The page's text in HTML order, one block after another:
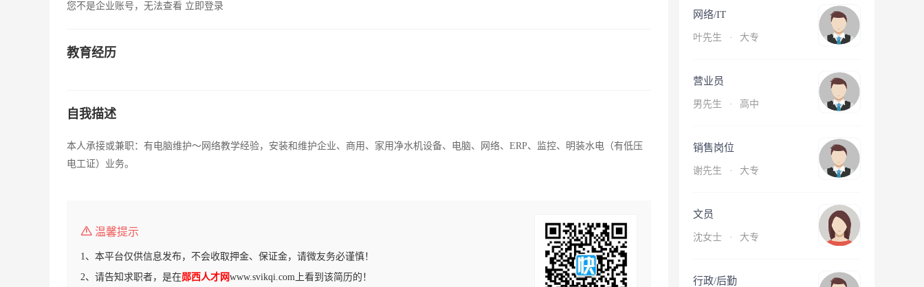
您不是企业账号，无法查看 立即登录
教育经历
自我描述
本人承接或兼职：有电脑维护～网络教学经验，安装和维护企业、商用、家用净水机设备、电脑、网络、ERP、监控、明装水电（有低压
电工证）业务。
温馨提示
1、本平台仅供信息发布，不会收取押金、保证金，请微友务必谨慎！
2、请告知求职者，是在郧西人才网www.svikqi.com上看到该简历的！
网络/IT
叶先生 · 大专
营业员
男先生 · 高中
销售岗位
谢先生 · 大专
文员
沈女士 · 大专
行政/后勤